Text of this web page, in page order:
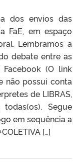
dos envios das
FaE, em espaço
Lembramos a
debate entre as
(O link
não possui conta
de LIBRAS,
Segue
em sequência a
[…]